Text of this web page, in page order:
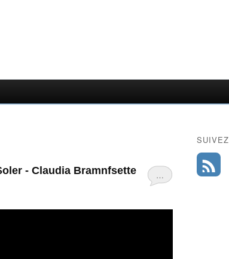
…
- Claudia Bramnfsette